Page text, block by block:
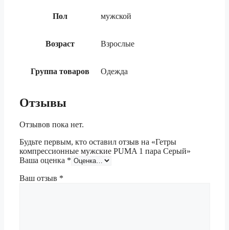
Пол мужской
Возраст Взрослые
Группа товаров Одежда
Отзывы
Отзывов пока нет.
Будьте первым, кто оставил отзыв на «Гетры
компрессионные мужские PUMA 1 пара Серый»
Ваша оценка *
Ваш отзыв *